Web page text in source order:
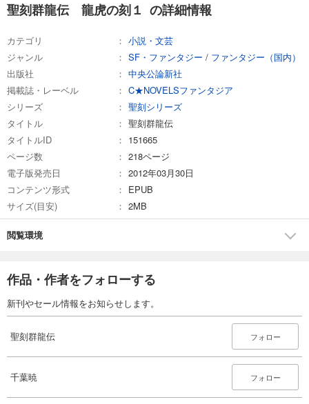
聖刻群龍伝 龍虎の刻１ の詳細情報
カテゴリ
小説・文芸
ジャンル
SF・ファンタジー / ファンタジー（国内）
出版社
中央公論新社
掲載誌・レーベル
C★NOVELSファンタジア
シリーズ
聖刻シリーズ
タイトル
聖刻群龍伝
タイトルID
151665
ページ数
218ページ
電子版発売日
2012年03月30日
コンテンツ形式
EPUB
サイズ(目安)
2MB
閲覧環境
作品・作者をフォローする
新刊やセール情報をお知らせします。
聖刻群龍伝 フォロー
千葉暁 フォロー